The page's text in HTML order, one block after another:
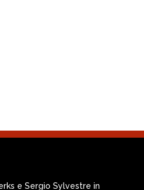
e Sergio Sylvestre in